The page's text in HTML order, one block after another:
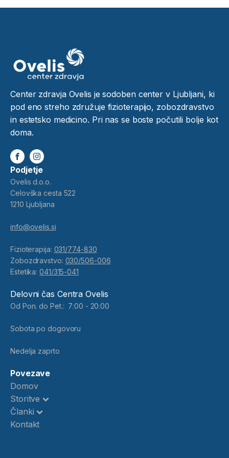
Center zdravja Ovelis je sodoben center v Ljubljani, ki
pod eno streho združuje fizioterapijo, zobozdravstvo
in estetsko medicino. Pri nas se boste počutili bolje kot
doma.
Podjetje
Ovelis d.o.o.
Celovška cesta 522
1210 Ljubljana
info@ovelis.si
Fizioterapija: 031/774-830
Zobozdravstvo: 030/506-006
Estetika:041/315-041
Delovni čas Centra Ovelis
Od Pon. do Pet.: 7:00 - 20:00
Sobota po dogovoru
Nedelja zaprto
Povezave
Domov
Storitve
Članki
Kontakt